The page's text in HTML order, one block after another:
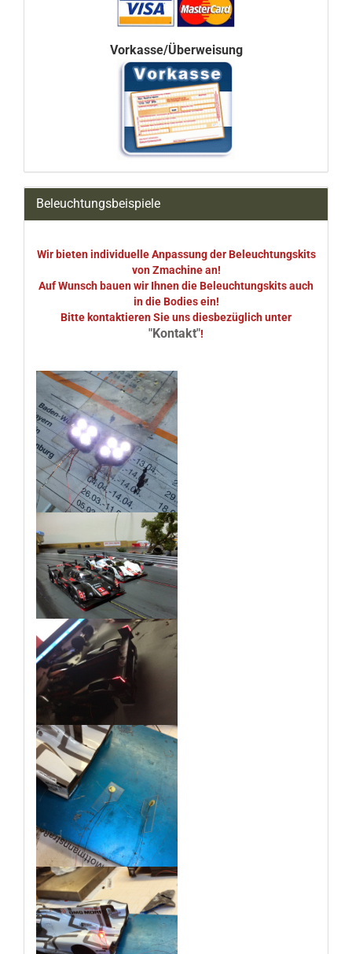
Vorkasse/Überweisung
Beleuchtungsbeispiele
Wir bieten individuelle Anpassung der Beleuchtungskits
von Zmachine an!
Auf Wunsch bauen wir Ihnen die Beleuchtungskits auch
in die Bodies ein!
Bitte kontaktieren Sie uns diesbezüglich unter
"Kontakt"!